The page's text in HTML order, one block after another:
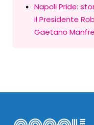
Napoli Pride:
il Presidente
Gaetano